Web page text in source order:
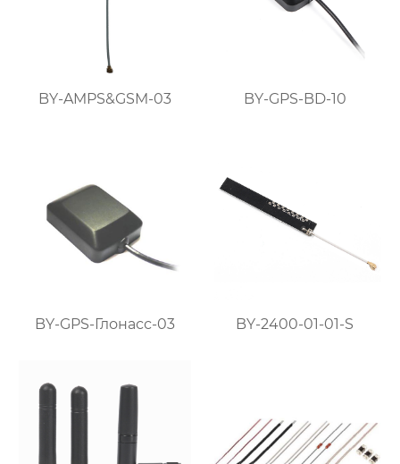
BY-AMPS&GSM-03 BY-GPS-BD-10
BY-GPS-Глонасс-03 BY-2400-01-01-S